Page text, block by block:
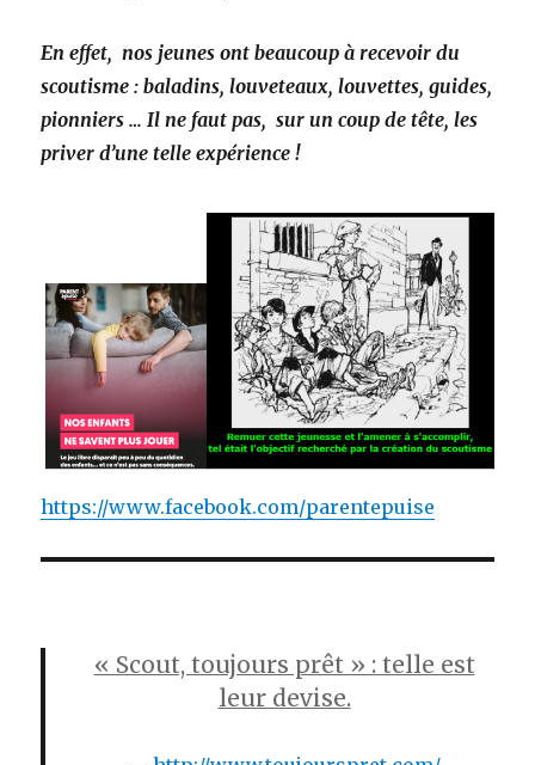
En effet, nos jeunes ont beaucoup à recevoir du
scoutisme : baladins, louveteaux, louvettes, guides,
pionniers … Il ne faut pas, sur un coup de tête, les
priver d’une telle expérience !
https://www.facebook.com/parentepuise
« Scout, toujours prêt » : telle est
leur devise.